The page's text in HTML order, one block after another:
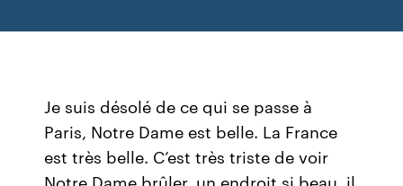
Je suis désolé de ce qui se passe à
Paris, Notre Dame est belle. La France
est très belle. C’est très triste de voir
Notre Dame brûler, un endroit si beau, il